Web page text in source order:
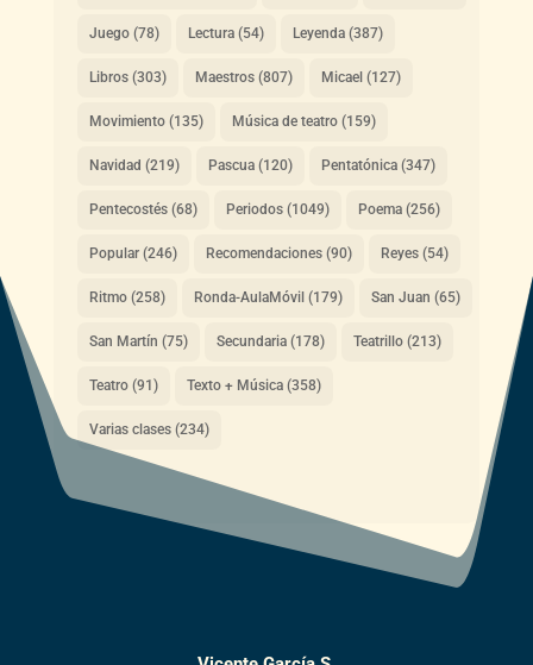
Juego(78) Lectura(54) Leyenda(387)
Libros(303) Maestros(807) Micael (127)
Movimiento(135) Música de teatro(159)
Navidad (219) Pascua(120) Pentatónica(347)
Pentecostés(68) Periodos(1049) Poema(256)
Popular(246) Recomendaciones(90) Reyes(54)
Ritmo(258) Ronda-AulaMóvil (179) San Juan (65)
San Martín (75) Secundaria(178) Teatrillo(213)
Teatro(91) Texto + Música(358)
Varias clases(234)